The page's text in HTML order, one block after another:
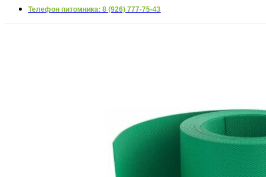
Телефон питомника: 8 (926) 777-75-43